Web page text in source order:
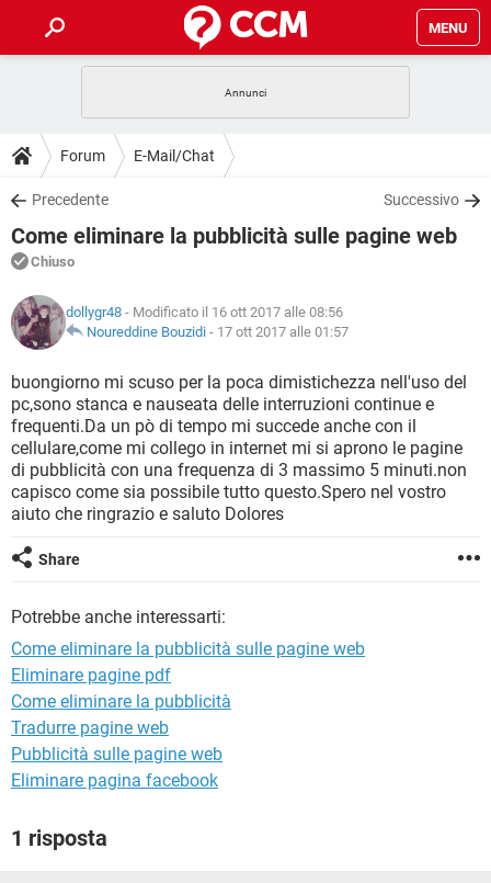
MENU
INTRATTENIMENTO
iOS
INSTAGRAM WHATSAPP
TIKTOK
HARDWARE
GUIDE
COVID-19
iOS
INSTAGRAM
TIKTOK FACEBOOK
DOWNLOAD
COVID-19 GAMING
INTRATTENIMENTO
iOS WINDOWS 10
INSTAGRAM
TIKTOK FACEBOOK
HARDWARE
FORUM
COVID-19
INTRATTENIMENTO ANDROID
INSTAGRAM WHATSAPP
TIKTOK FACEBOOK
HARDWARE
GLOSSARIO
COVID-19
INTRATTENIMENTO ANDROID
iOS WINDOWS 10
INSTAGRAM WHATSAPP
TIKTOK FACEBOOK
Forum E-Mail/Chat
Precedente Successivo
Come eliminare la pubblicità sulle pagine web
Chiuso
dollygr48 - Modificato il 16 ott 2017 alle 08:56
Noureddine Bouzidi - 17 ott 2017 alle 01:57
buongiorno mi scuso per la poca dimistichezza nell'uso del
pc,sono stanca e nauseata delle interruzioni continue e
frequenti.Da un pò di tempo mi succede anche con il
cellulare,come mi collego in internet mi si aprono le pagine
di pubblicità con una frequenza di 3 massimo 5 minuti.non
capisco come sia possibile tutto questo.Spero nel vostro
aiuto che ringrazio e saluto Dolores
Share
Potrebbe anche interessarti:
Come eliminare la pubblicità sulle pagine web
Eliminare pagine pdf
Come eliminare la pubblicità
Tradurre pagine web
Pubblicità sulle pagine web
Eliminare pagina facebook
1 risposta